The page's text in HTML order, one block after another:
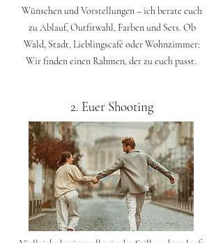
Wünschen und Vorstellungen – ich berate euch
zu Ablauf, Outfitwahl, Farben und Sets. Ob
Wald, Stadt, Lieblingscafé oder Wohnzimmer:
Wir finden einen Rahmen, der zu euch passt.
2. Euer Shooting